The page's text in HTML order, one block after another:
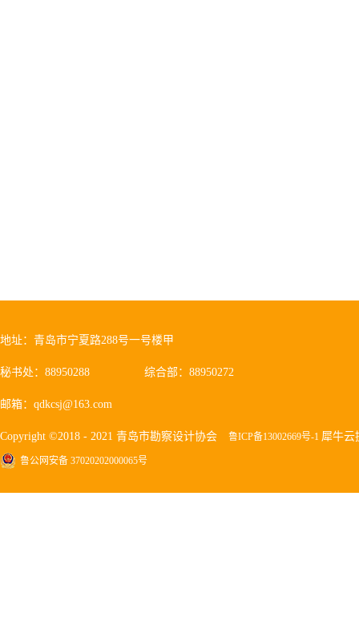
地址：青岛市宁夏路288号一号楼甲
秘书处：88950288 综合部：88950272
邮箱：qdkcsj@163.com
Copyright ©2018 - 2021 青岛市勘察设计协会 鲁ICP备13002669号-1 犀牛云
鲁公网安备 37020202000065号